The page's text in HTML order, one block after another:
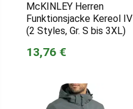
McKINLEY Herren
Funktionsjacke Kereol IV
(2 Styles, Gr. S bis 3XL)
13,76 €